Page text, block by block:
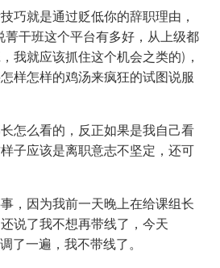
巧就是通过贬低你的辞职理由，
干班这个平台有多好，从上级都
我就应该抓住这个机会之类的)，
样怎样的鸡汤来疯狂的试图说服
怎么看的，反正如果是我自己看
子应该是离职意志不坚定，还可
，因为我前一天晚上在给课组长
说了我不想再带线了，今天
了一遍，我不带线了。